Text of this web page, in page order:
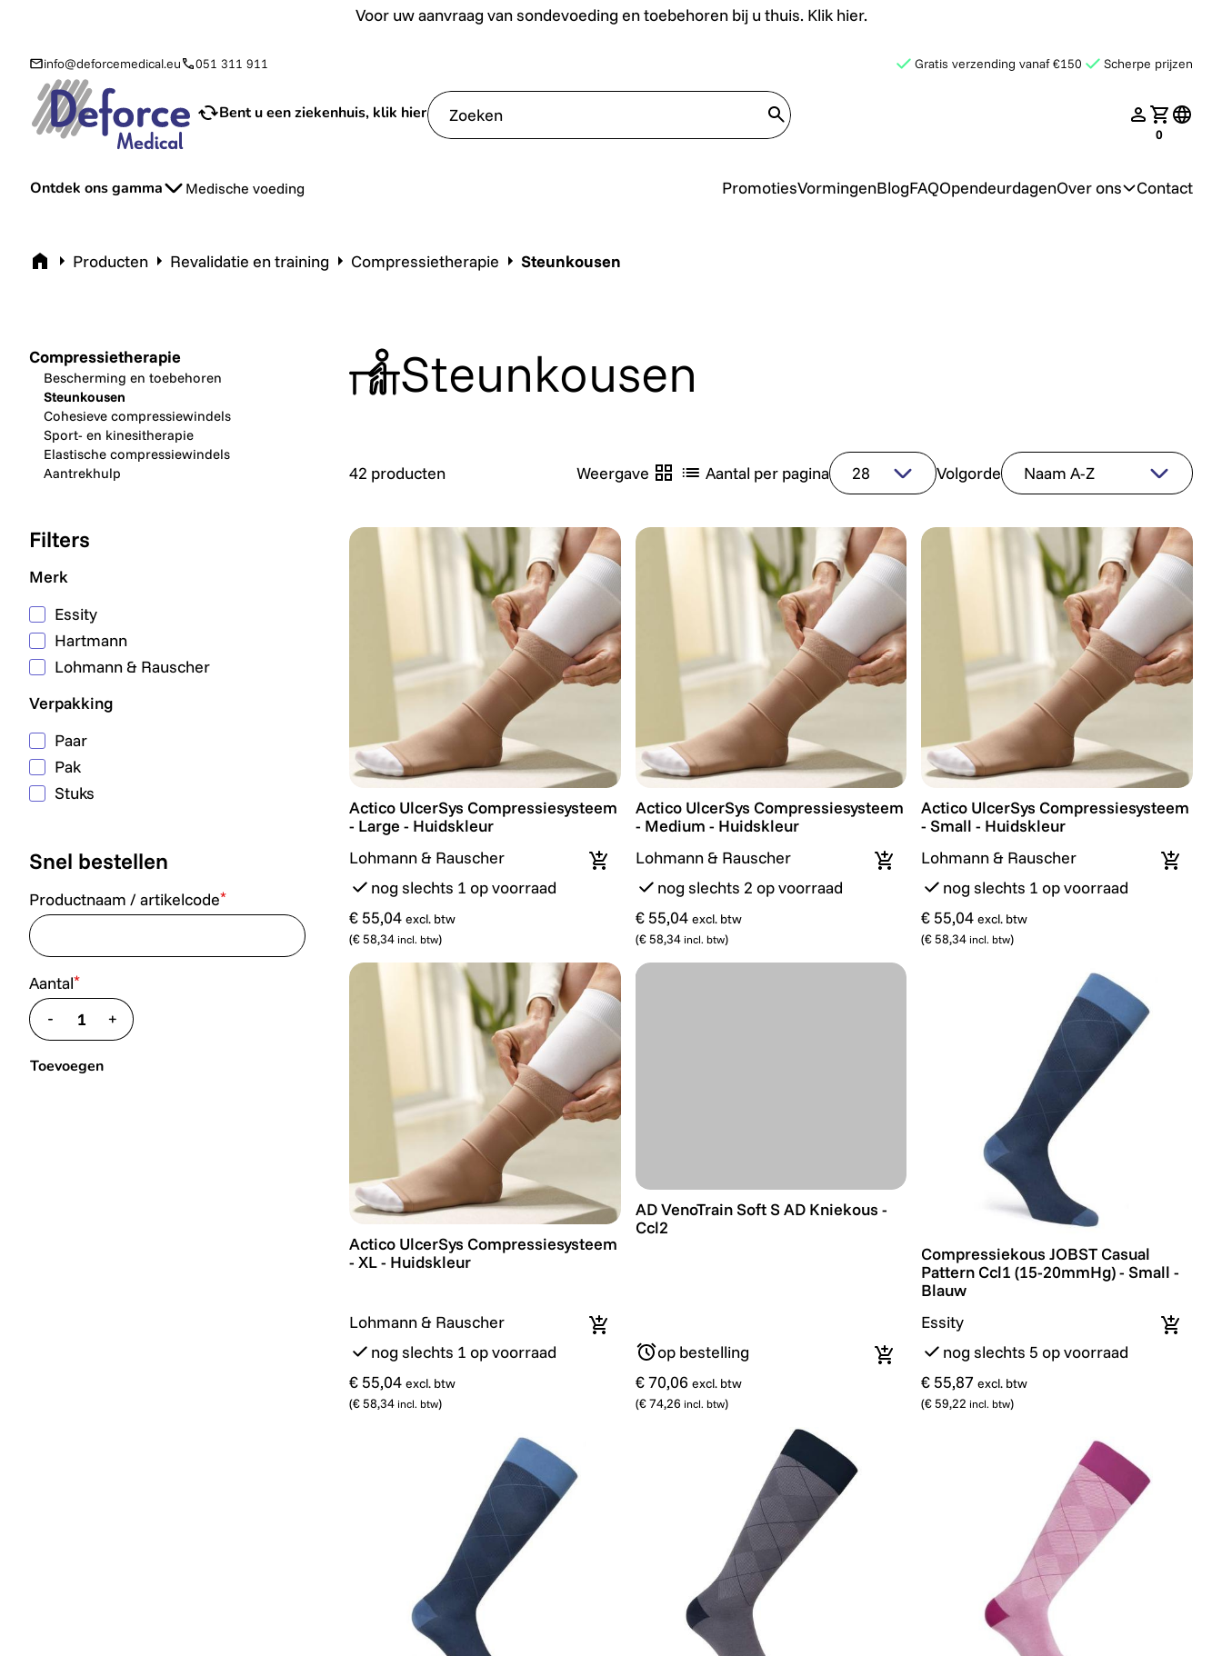
Voor uw aanvraag van sondevoeding en toebehoren bij u thuis. Klik hier.
Voor uw aanvraag van sondevoeding en toebehoren bij u thuis. Klik hier.
info@deforcemedical.eu 051 311 911 Gratis verzending vanaf €150 Scherpe prijzen
Bent u een ziekenhuis, klik hier
translate.search nav.login
Jouw
0
Ontdek ons gamma Medische voeding PromotiesVormingenBlogFAQOpendeurdagenOver ons Contact
Home Producten Revalidatie en training Compressietherapie Steunkousen
Steunkousen
42 producten Weergave Aantal per pagina Volgorde
Actico UlcerSys Compressiesysteem - Large - Huidskleur
Actico UlcerSys Compressiesysteem
- Large - Huidskleur
Lohmann & Rauscher
nog slechts 1 op voorraad
€ 55,04 excl. btw
(€ 58,34 incl. btw)
In winkelmandje
Actico UlcerSys Compressiesysteem - Medium - Huidskleur
Actico UlcerSys Compressiesysteem
- Medium - Huidskleur
Lohmann & Rauscher
nog slechts 2 op voorraad
€ 55,04 excl. btw
(€ 58,34 incl. btw)
In winkelmandje
Actico UlcerSys Compressiesysteem -
Actico UlcerSys Compressiesysteem
- Small - Huidskleur
Lohmann & Rauscher
nog slechts 1 op voorraad
€ 55,04 excl. btw
(€ 58,34 incl. btw)
In
Actico UlcerSys Compressiesysteem - XL - Huidskleur
Actico UlcerSys Compressiesysteem
- XL - Huidskleur
Lohmann & Rauscher
nog slechts 1 op voorraad
€ 55,04 excl. btw
(€ 58,34 incl. btw)
In winkelmandje
AD VenoTrain Soft S AD Kniekous - Ccl2
AD VenoTrain Soft S AD Kniekous -
Ccl2
op bestelling
€ 70,06 excl. btw
(€ 74,26 incl. btw)
In winkelmandje
Compressiekous JOBST Casual Pattern
Compressiekous JOBST Casual
Pattern Ccl1 (15-20mmHg) - Small -
Blauw
Essity
nog slechts 5 op voorraad
€ 55,87 excl. btw
(€ 59,22 incl. btw)
In
Compressietherapie
Bescherming en toebehoren
Steunkousen
Cohesieve compressiewindels
Sport- en kinesitherapie
Elastische compressiewindels
Aantrekhulp
Filters
Merk
Essity
Hartmann
Lohmann & Rauscher
Verpakking
Paar
Pak
Stuks
Snel bestellen
Productnaam / artikelcode*
Aantal*
-translate.decrease
+translate.increase
Toevoegen